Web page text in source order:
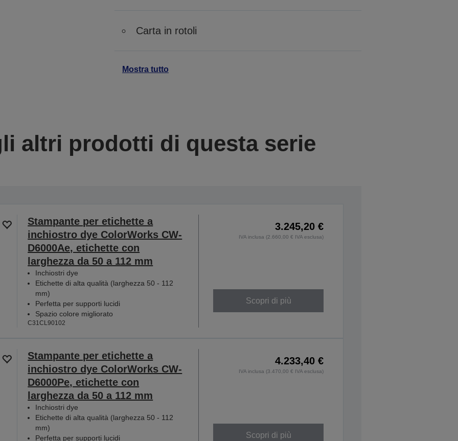
Carta in rotoli
Mostra tutto
altri prodotti di questa serie
Stampante per etichette a
inchiostro dye ColorWorks CW-
D6000Ae, etichette con
larghezza da 50 a 112 mm
Inchiostri dye
Etichette di alta qualità (larghezza 50 - 112
mm)
Perfetta per supporti lucidi
Spazio colore migliorato
C31CL90102
3.245,20 €
IVA inclusa (2.660,00 € IVA esclusa)
Scopri di più
Stampante per etichette a
inchiostro dye ColorWorks CW-
D6000Pe, etichette con
larghezza da 50 a 112 mm
Inchiostri dye
Etichette di alta qualità (larghezza 50 - 112
mm)
Perfetta per supporti lucidi
4.233,40 €
IVA inclusa (3.470,00 € IVA esclusa)
Scopri di più